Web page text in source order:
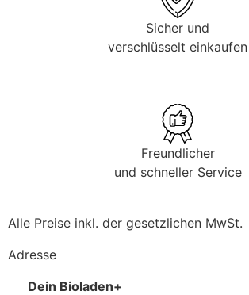
Sicher und
verschlüsselt einkaufen
Freundlicher
und schneller Service
Alle Preise inkl. der gesetzlichen MwSt.
Adresse
Dein Bioladen+